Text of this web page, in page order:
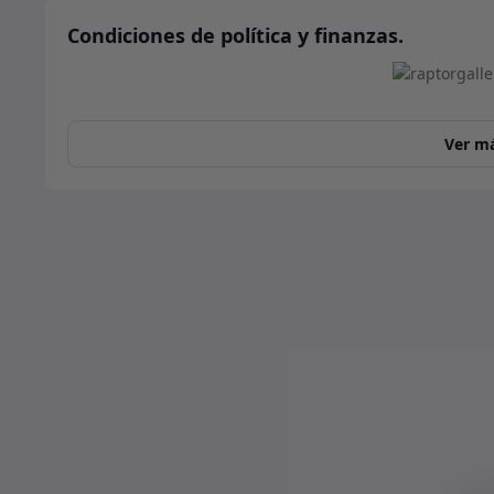
Condiciones de política y finanzas.
Ver